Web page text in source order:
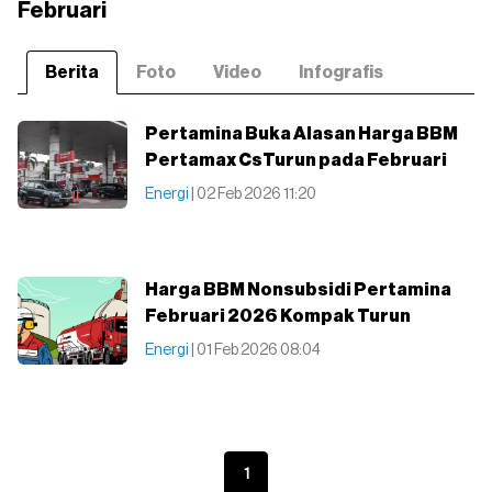
Februari
Berita Foto Video Infografis
Pertamina Buka Alasan Harga BBM
Pertamax CsTurun pada Februari
Energi | 02 Feb 2026 11:20
Harga BBM Nonsubsidi Pertamina
Februari 2026 Kompak Turun
Energi | 01 Feb 2026 08:04
1